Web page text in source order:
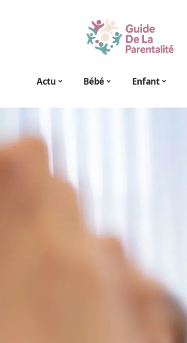
Actu Bébé Enfant